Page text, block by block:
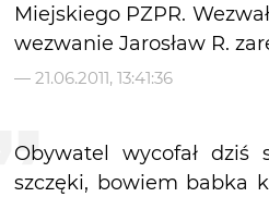
Miejskiego PZPR.
wezwanie Jarosław R.
— 21.06.2011, 13:41:36
Obywatel wycofał dziś
szczęki, bowiem babka